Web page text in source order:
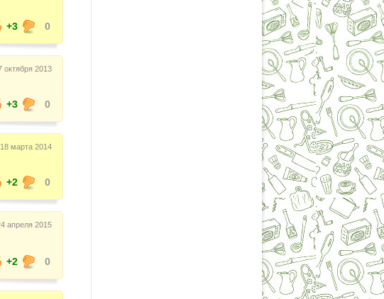
+3 0
октября 2013
+3
0
18 марта 2014
+2
0
апреля 2015
+2
0